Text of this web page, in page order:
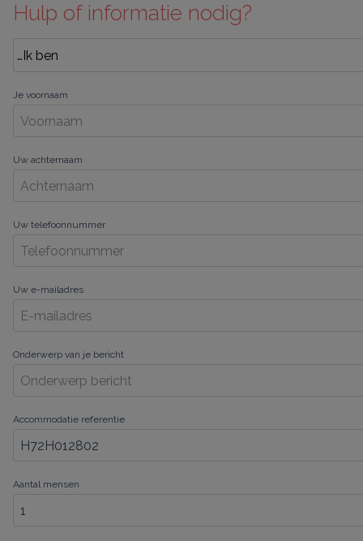
Hulp of informatie nodig?
Je voornaam
Uw achternaam
Uw telefoonnummer
Uw e-mailadres
Onderwerp van je bericht
Accommodatie referentie
Aantal mensen